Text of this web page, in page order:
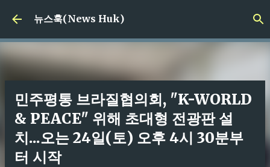
기본 콘텐츠로 건너뛰기
뉴스훅(News Huk)
민주평통 브라질협의회, "K-WORLD
& PEACE" 위해 초대형 전광판 설
치...오는 24일(토) 오후 4시 30분부
터 시작